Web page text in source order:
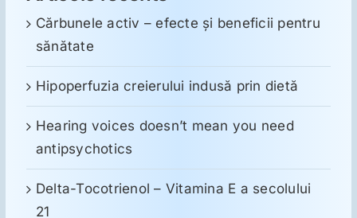
Cărbunele activ – efecte și beneficii pentru
sănătate
Hipoperfuzia creierului indusă prin dietă
Hearing voices doesn’t mean you need
antipsychotics
Delta-Tocotrienol – Vitamina E a secolului
21